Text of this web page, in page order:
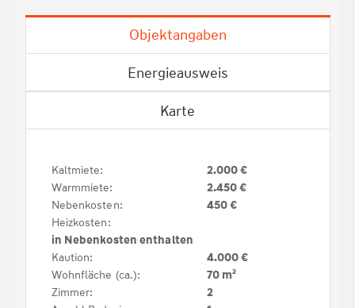
Objektangaben
Energieausweis
Karte
Kaltmiete:
2.000 €
Warmmiete:
2.450 €
Nebenkosten:
450 €
Heizkosten:
in Nebenkosten enthalten
Kaution:
4.000 €
Wohnfläche (ca.):
70 m²
Zimmer:
2